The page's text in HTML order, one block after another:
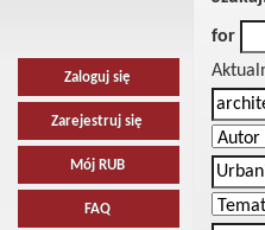
Zaloguj się
Zarejestruj się
Mój RUB
FAQ
for